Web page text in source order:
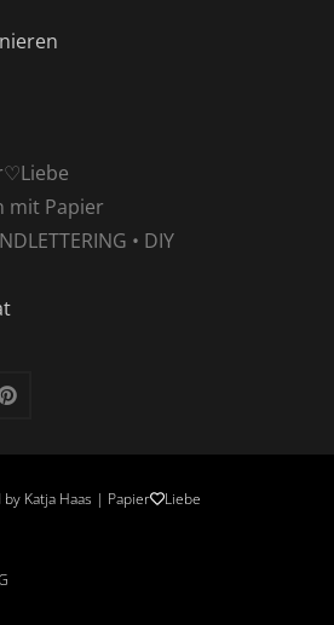
mit Papier
• DIY
Katja Haas | Papier Liebe